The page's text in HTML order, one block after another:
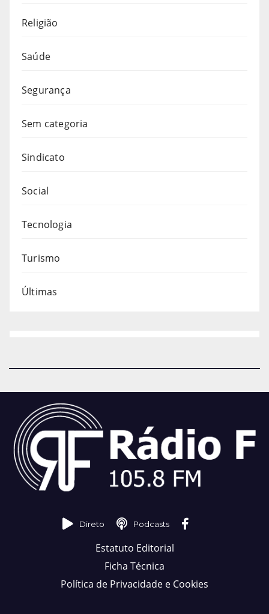
Religião
Saúde
Segurança
Sem categoria
Sindicato
Social
Tecnologia
Turismo
Últimas
Direto Podcasts
Estatuto Editorial
Ficha Técnica
Política de Privacidade e Cookies